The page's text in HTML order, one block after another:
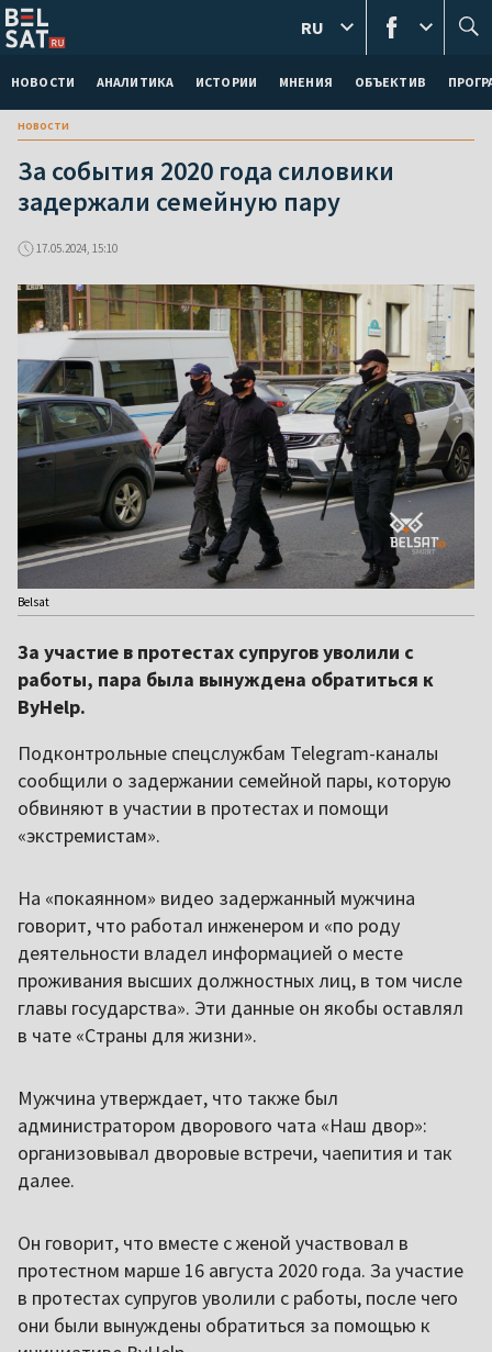
НОВОСТИ АНАЛИТИКА ИСТОРИИ МНЕНИЯ ОБЪЕКТИВ
RU
новости
За события 2020 года силовики
задержали семейную пару
17.05.2024, 15:10
Belsat
За участие в протестах супругов уволили с
работы, пара была вынуждена обратиться к
ByHelp.
Подконтрольные спецслужбам Telegram-каналы
сообщили о задержании семейной пары, которую
обвиняют в участии в протестах и помощи
«экстремистам».
На «покаянном» видео задержанный мужчина
говорит, что работал инженером и «по роду
деятельности владел информацией о месте
проживания высших должностных лиц, в том числе
главы государства». Эти данные он якобы оставлял
в чате «Страны для жизни».
Мужчина утверждает, что также был
администратором дворового чата «Наш двор»:
организовывал дворовые встречи, чаепития и так
далее.
Он говорит, что вместе с женой участвовал в
протестном марше 16 августа 2020 года. За участие
в протестах супругов уволили с работы, после чего
они были вынуждены обратиться за помощью к